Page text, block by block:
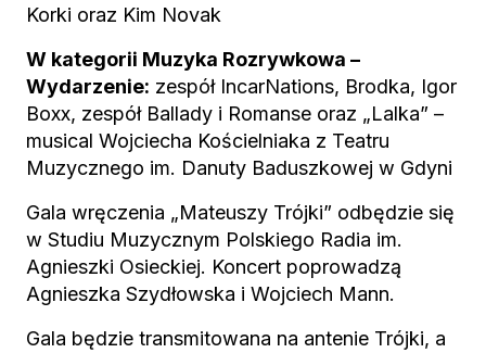
Korki oraz Kim Novak
W kategorii Muzyka Rozrywkowa –
Wydarzenie: zespół IncarNations, Brodka, Igor
Boxx, zespół Ballady i Romanse oraz „Lalka” –
musical Wojciecha Kościelniaka z Teatru
Muzycznego im. Danuty Baduszkowej w Gdyni
Gala wręczenia „Mateuszy Trójki” odbędzie się
w Studiu Muzycznym Polskiego Radia im.
Agnieszki Osieckiej. Koncert poprowadzą
Agnieszka Szydłowska i Wojciech Mann.
Gala będzie transmitowana na antenie Trójki, a